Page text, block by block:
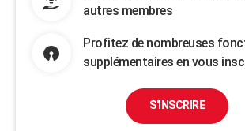
autres membres
Profitez de nombreuses
supplémentaires en vous
S'INSCRIRE